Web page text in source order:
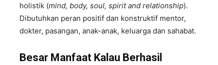
holistik (mind, body, soul, spirit and relationship).
Dibutuhkan peran positif dan konstruktif mentor,
dokter, pasangan, anak-anak, keluarga dan sahabat.
Besar Manfaat Kalau Berhasil